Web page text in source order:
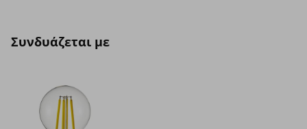
Συνδυάζεται με